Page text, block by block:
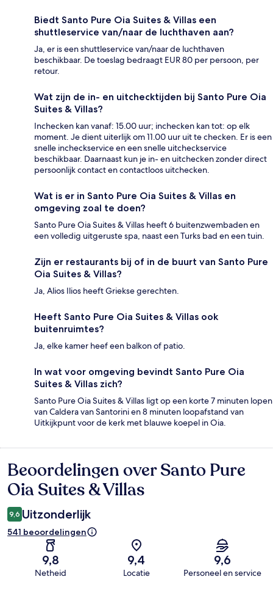
Biedt Santo Pure Oia Suites & Villas een
shuttleservice van/naar de luchthaven aan?
Ja, er is een shuttleservice van/naar de luchthaven
beschikbaar. De toeslag bedraagt EUR 80 per persoon, per
retour.
Wat zijn de in- en uitchecktijden bij Santo Pure Oia
Suites & Villas?
Inchecken kan vanaf: 15.00 uur; inchecken kan tot: op elk
moment. Je dient uiterlijk om 11.00 uur uit te checken. Er is een
snelle incheckservice en een snelle uitcheckservice
beschikbaar. Daarnaast kun je in- en uitchecken zonder direct
persoonlijk contact en contactloos uitchecken.
Wat is er in Santo Pure Oia Suites & Villas en
omgeving zoal te doen?
Santo Pure Oia Suites & Villas heeft 6 buitenzwembaden en
een volledig uitgeruste spa, naast een Turks bad en een tuin.
Zijn er restaurants bij of in de buurt van Santo Pure
Oia Suites & Villas?
Ja, Alios Ilios heeft Griekse gerechten.
Heeft Santo Pure Oia Suites & Villas ook
buitenruimtes?
Ja, elke kamer heef een balkon of patio.
In wat voor omgeving bevindt Santo Pure Oia
Suites & Villas zich?
Santo Pure Oia Suites & Villas ligt op een korte 7 minuten lopen
van Caldera van Santorini en 8 minuten loopafstand van
Uitkijkpunt voor de kerk met blauwe koepel in Oia.
Beoordelingen
Beoordelingen over Santo Pure
Oia Suites & Villas
9,6 Uitzonderlijk
541 beoordelingen
9,8
Netheid
9,4
Locatie
9,6
Personeel en service